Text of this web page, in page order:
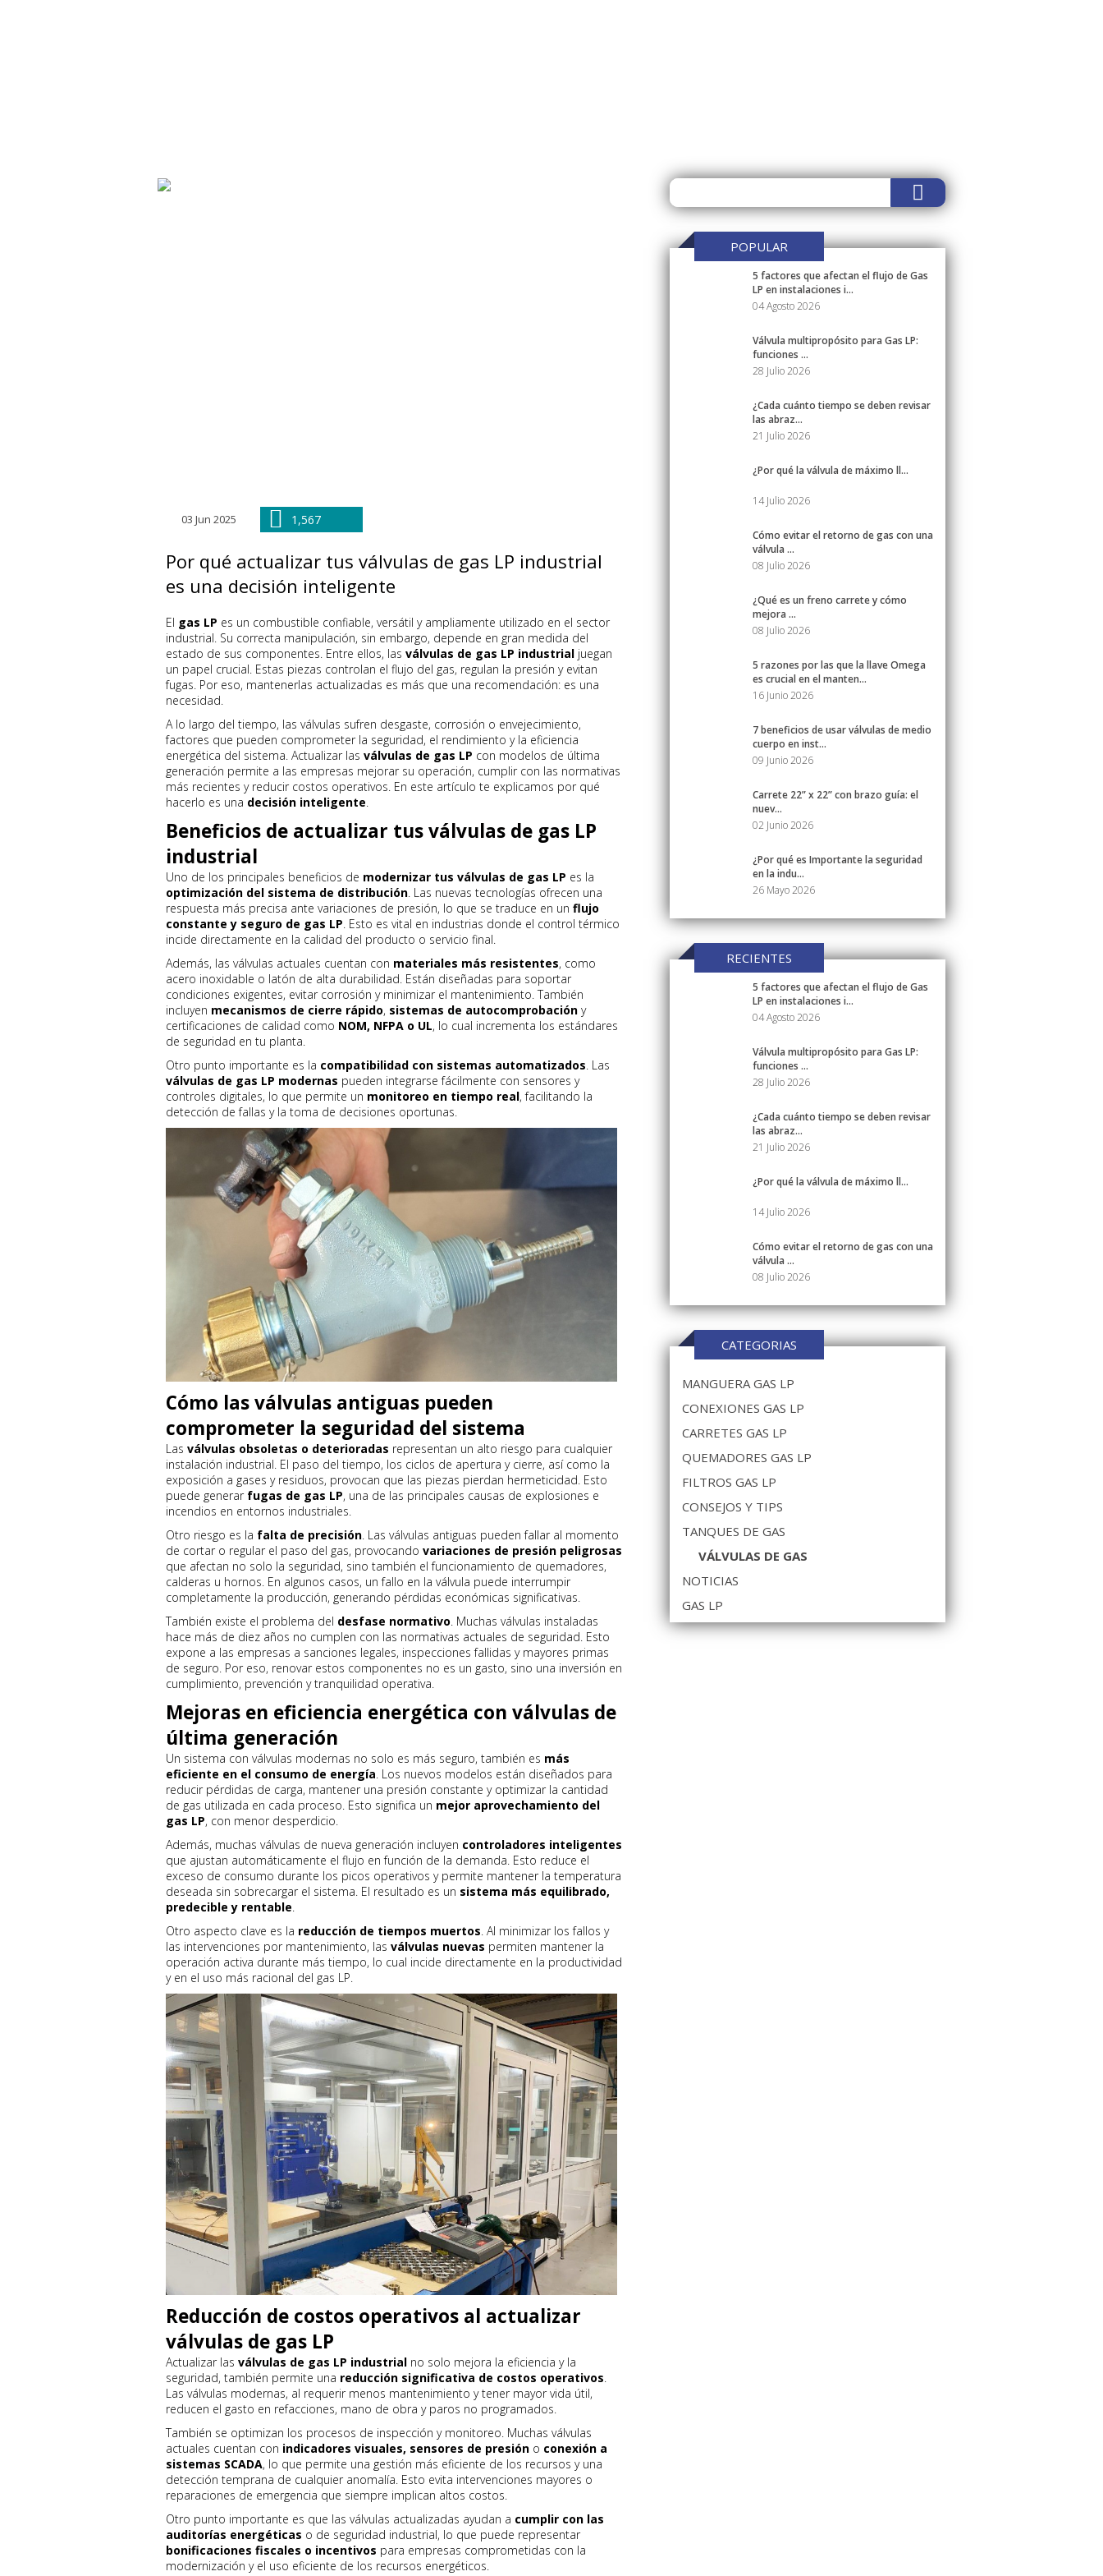
03 Jun 2025 1,567
Por qué actualizar tus válvulas de gas LP industrial
es una decisión inteligente
El gas LP es un combustible confiable, versátil y ampliamente utilizado en el sector
industrial. Su correcta manipulación, sin embargo, depende en gran medida del
estado de sus componentes. Entre ellos, las válvulas de gas LP industrial juegan
un papel crucial. Estas piezas controlan el flujo del gas, regulan la presión y evitan
fugas. Por eso, mantenerlas actualizadas es más que una recomendación: es una
necesidad.
A lo largo del tiempo, las válvulas sufren desgaste, corrosión o envejecimiento,
factores que pueden comprometer la seguridad, el rendimiento y la eficiencia
energética del sistema. Actualizar las válvulas de gas LP con modelos de última
generación permite a las empresas mejorar su operación, cumplir con las normativas
más recientes y reducir costos operativos. En este artículo te explicamos por qué
hacerlo es una decisión inteligente.
Beneficios de actualizar tus válvulas de gas LP
industrial
Uno de los principales beneficios de modernizar tus válvulas de gas LP es la
optimización del sistema de distribución. Las nuevas tecnologías ofrecen una
respuesta más precisa ante variaciones de presión, lo que se traduce en un flujo
constante y seguro de gas LP. Esto es vital en industrias donde el control térmico
incide directamente en la calidad del producto o servicio final.
Además, las válvulas actuales cuentan con materiales más resistentes, como
acero inoxidable o latón de alta durabilidad. Están diseñadas para soportar
condiciones exigentes, evitar corrosión y minimizar el mantenimiento. También
incluyen mecanismos de cierre rápido, sistemas de autocomprobación y
certificaciones de calidad como NOM, NFPA o UL, lo cual incrementa los estándares
de seguridad en tu planta.
Otro punto importante es la compatibilidad con sistemas automatizados. Las
válvulas de gas LP modernas pueden integrarse fácilmente con sensores y
controles digitales, lo que permite un monitoreo en tiempo real, facilitando la
detección de fallas y la toma de decisiones oportunas.
Cómo las válvulas antiguas pueden
comprometer la seguridad del sistema
Las válvulas obsoletas o deterioradas representan un alto riesgo para cualquier
instalación industrial. El paso del tiempo, los ciclos de apertura y cierre, así como la
exposición a gases y residuos, provocan que las piezas pierdan hermeticidad. Esto
puede generar fugas de gas LP, una de las principales causas de explosiones e
incendios en entornos industriales.
Otro riesgo es la falta de precisión. Las válvulas antiguas pueden fallar al momento
de cortar o regular el paso del gas, provocando variaciones de presión peligrosas
que afectan no solo la seguridad, sino también el funcionamiento de quemadores,
calderas u hornos. En algunos casos, un fallo en la válvula puede interrumpir
completamente la producción, generando pérdidas económicas significativas.
También existe el problema del desfase normativo. Muchas válvulas instaladas
hace más de diez años no cumplen con las normativas actuales de seguridad. Esto
expone a las empresas a sanciones legales, inspecciones fallidas y mayores primas
de seguro. Por eso, renovar estos componentes no es un gasto, sino una inversión en
cumplimiento, prevención y tranquilidad operativa.
Mejoras en eficiencia energética con válvulas de
última generación
Un sistema con válvulas modernas no solo es más seguro, también es más
eficiente en el consumo de energía. Los nuevos modelos están diseñados para
reducir pérdidas de carga, mantener una presión constante y optimizar la cantidad
de gas utilizada en cada proceso. Esto significa un mejor aprovechamiento del
gas LP, con menor desperdicio.
Además, muchas válvulas de nueva generación incluyen controladores inteligentes
que ajustan automáticamente el flujo en función de la demanda. Esto reduce el
exceso de consumo durante los picos operativos y permite mantener la temperatura
deseada sin sobrecargar el sistema. El resultado es un sistema más equilibrado,
predecible y rentable.
Otro aspecto clave es la reducción de tiempos muertos. Al minimizar los fallos y
las intervenciones por mantenimiento, las válvulas nuevas permiten mantener la
operación activa durante más tiempo, lo cual incide directamente en la productividad
y en el uso más racional del gas LP.
Reducción de costos operativos al actualizar
válvulas de gas LP
Actualizar las válvulas de gas LP industrial no solo mejora la eficiencia y la
seguridad, también permite una reducción significativa de costos operativos.
Las válvulas modernas, al requerir menos mantenimiento y tener mayor vida útil,
reducen el gasto en refacciones, mano de obra y paros no programados.
También se optimizan los procesos de inspección y monitoreo. Muchas válvulas
actuales cuentan con indicadores visuales, sensores de presión o conexión a
sistemas SCADA, lo que permite una gestión más eficiente de los recursos y una
detección temprana de cualquier anomalía. Esto evita intervenciones mayores o
reparaciones de emergencia que siempre implican altos costos.
Otro punto importante es que las válvulas actualizadas ayudan a cumplir con las
auditorías energéticas o de seguridad industrial, lo que puede representar
bonificaciones fiscales o incentivos para empresas comprometidas con la
modernización y el uso eficiente de los recursos energéticos.
POPULAR
5 factores que afectan el flujo de Gas
LP en instalaciones i...
04 Agosto 2026
Válvula multipropósito para Gas LP:
funciones ...
28 Julio 2026
¿Cada cuánto tiempo se deben revisar
las abraz...
21 Julio 2026
¿Por qué la válvula de máximo ll...
14 Julio 2026
Cómo evitar el retorno de gas con una
válvula ...
08 Julio 2026
¿Qué es un freno carrete y cómo
mejora ...
08 Julio 2026
5 razones por las que la llave Omega
es crucial en el manten...
16 Junio 2026
7 beneficios de usar válvulas de medio
cuerpo en inst...
09 Junio 2026
Carrete 22” x 22” con brazo guía: el
nuev...
02 Junio 2026
¿Por qué es Importante la seguridad
en la indu...
26 Mayo 2026
RECIENTES
5 factores que afectan el flujo de Gas
LP en instalaciones i...
04 Agosto 2026
Válvula multipropósito para Gas LP:
funciones ...
28 Julio 2026
¿Cada cuánto tiempo se deben revisar
las abraz...
21 Julio 2026
¿Por qué la válvula de máximo ll...
14 Julio 2026
Cómo evitar el retorno de gas con una
válvula ...
08 Julio 2026
CATEGORIAS
MANGUERA GAS LP
CONEXIONES GAS LP
CARRETES GAS LP
QUEMADORES GAS LP
FILTROS GAS LP
CONSEJOS Y TIPS
TANQUES DE GAS
VÁLVULAS DE GAS
NOTICIAS
GAS LP